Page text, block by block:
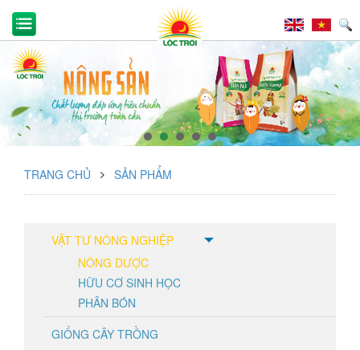
TRANG CHỦ SẢN PHẨM
VẬT TƯ NÔNG NGHIỆP
NÔNG DƯỢC
HỮU CƠ SINH HỌC
PHÂN BÓN
GIỐNG CÂY TRỒNG